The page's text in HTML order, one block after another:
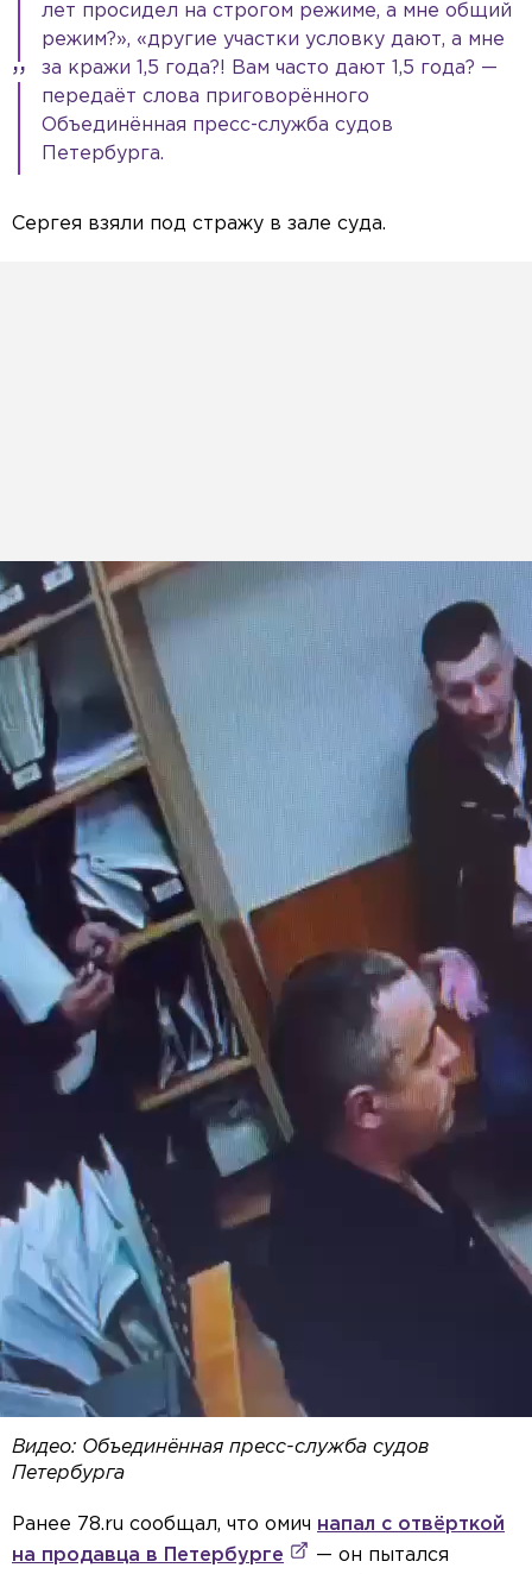
лет просидел на строгом режиме, а мне общий
режим?», «другие участки условку дают, а мне
за кражи 1,5 года?! Вам часто дают 1,5 года? —
передаёт слова приговорённого
Объединённая пресс-служба судов
Петербурга.
Сергея взяли под стражу в зале суда.
Видео: Объединённая пресс-служба судов
Петербурга
Ранее 78.ru сообщал, что омич напал с отвёрткой
на продавца в Петербурге
— он пытался